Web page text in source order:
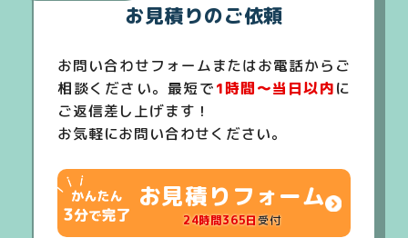
お見積りのご依頼
お問い合わせフォームまたはお電話からご
相談ください。最短で1時間～当日以内に
ご返信差し上げます！
お気軽にお問い合わせください。
お見積りフォーム
24時間365日受付